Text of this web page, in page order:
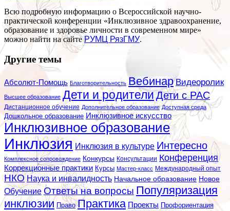
Всю подробную информацию о Всероссийской научно-
практической конференции «Инклюзивное здравоохранение,
образование и здоровье личности в современном мире»
можно найти на сайтеРУМЦ РязГМУ.
Другие темы
Абсолют-Помощь Благотворительность Вебинар Видеоролик
Высшее образование Дети и родителиДети с РАС
Дистанционное обучение Дополнительное образование Доступная среда
Дошкольное образование Инклюзивное искусство
Инклюзивное образование
Инклюзия Инклюзия в культуре Интересно
Комплексное сопровождение Конкурсы Консультации Конференция
Коррекционные практики Курсы Мастер-класс Международный опыт
НКО Наука и инвалидность Начальное образование Новое
Обучение Ответы на вопросы Популяризация
инклюзии Право Практика Проекты Профориентация